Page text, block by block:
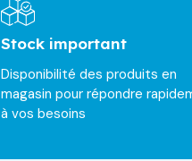
Stock important
Disponibilité des produits en
magasin pour répondre
à vos besoins